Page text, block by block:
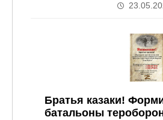
Братья казаки!
батальоны